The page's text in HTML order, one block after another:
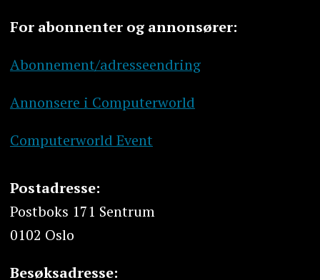
For abonnenter og annonsører:
Abonnement/adresseendring
Annonsere i Computerworld
Computerworld Event
Postadresse:
Postboks 171 Sentrum
0102 Oslo
Besøksadresse: